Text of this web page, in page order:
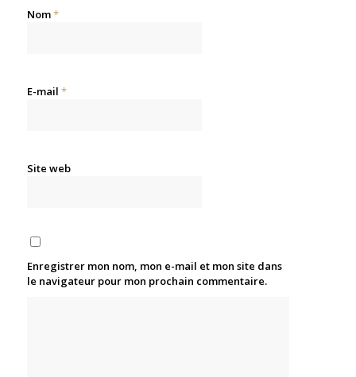
Nom*
E-mail *
Site web
Enregistrer mon nom, mon e-mail et mon site dans
le navigateur pour mon prochain commentaire.